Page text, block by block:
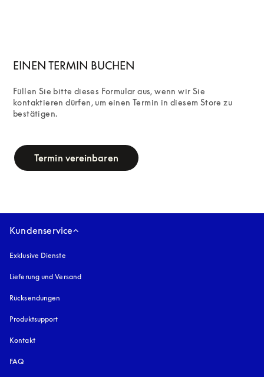
EINEN TERMIN BUCHEN
Füllen Sie bitte dieses Formular aus, wenn wir Sie
kontaktieren dürfen, um einen Termin in diesem Store zu
bestätigen.
Termin vereinbaren
Kundenservice
Exklusive Dienste
Lieferung und Versand
Rücksendungen
Produktsupport
Kontakt
FAQ